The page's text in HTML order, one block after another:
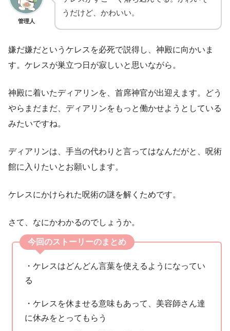
管理人
うだけど、かわいい。
嫌だ嫌だというケレスを必死で説得し、神殿に向かいま
す。ケレスが巣立つ日が寂しいと思いながら。
神殿に着いたディアリンを、首席神官が出迎えます。どう
やらまだまだ、ディアリンをもっと働かせようとしている
みたいですね。
ディアリンは、手当の代わりと言ってはなんだがと、呪術
館に入りたいとお願いします。
ケレスにかけられた呪術の謎を解くためです。
さて、なにかわかるのでしょうか。
今回のストーリーのまとめ
・ケレスはどんどん言葉を使えるようになってい
る
・ケレスを休ませる意味もあって、美容師さん達
に休みをとってもらう